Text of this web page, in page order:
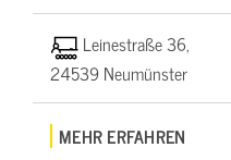
Leinestraße 36,
24539 Neumünster
MEHR ERFAHREN